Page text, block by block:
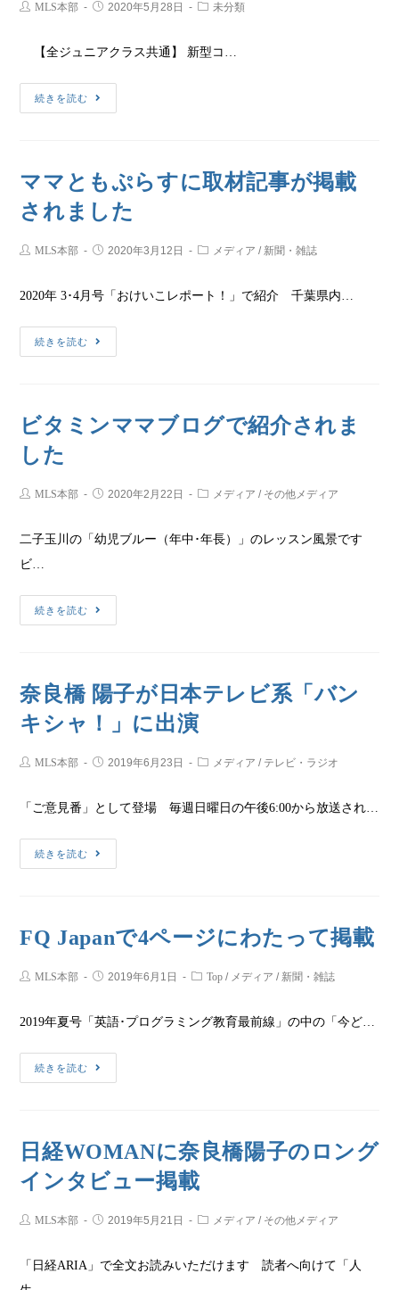
MLS本部 2020年5月28日 未分類
【全ジュニアクラス共通】 新型コ…
続きを読む
ママともぷらすに取材記事が掲載
されました
MLS本部 2020年3月12日 メディア / 新聞・雑誌
2020年 3･4月号「おけいこレポート！」で紹介 千葉県内…
続きを読む
ビタミンママブログで紹介されま
した
MLS本部 2020年2月22日 メディア / その他メディア
二子玉川の「幼児ブルー（年中･年長）」のレッスン風景です
ビ…
続きを読む
奈良橋 陽子が日本テレビ系「バン
キシャ！」に出演
MLS本部 2019年6月23日 メディア / テレビ・ラジオ
「ご意見番」として登場 毎週日曜日の午後6:00から放送され…
続きを読む
FQ Japanで4ページにわたって掲載
MLS本部 2019年6月1日 Top / メディア / 新聞・雑誌
2019年夏号「英語･プログラミング教育最前線」の中の「今ど…
続きを読む
日経WOMANに奈良橋陽子のロング
インタビュー掲載
MLS本部 2019年5月21日 メディア / その他メディア
「日経ARIA」で全文お読みいただけます 読者へ向けて「人